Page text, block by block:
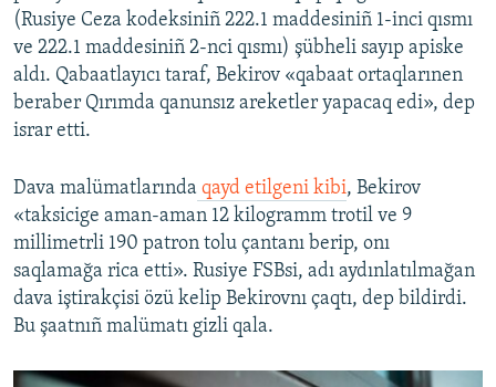
(Rusiye Ceza kodeksiniñ 222.1 maddesiniñ 1-inci qısmı
ve 222.1 maddesiniñ 2-nci qısmı) şübheli sayıp apiske
aldı. Qabaatlayıcı taraf, Bekirov «qabaat ortaqlarınen
beraber Qırımda qanunsız areketler yapacaq edi», dep
israr etti.
Dava malümatlarında qayd etilgeni kibi, Bekirov
«taksicige aman-aman 12 kilogramm trotil ve 9
millimetrli 190 patron tolu çantanı berip, onı
saqlamağa rica etti». Rusiye FSBsi, adı aydınlatılmağan
dava iştirakçisi özü kelip Bekirovnı çaqtı, dep bildirdi.
Bu şaatnıñ malümatı gizli qala.